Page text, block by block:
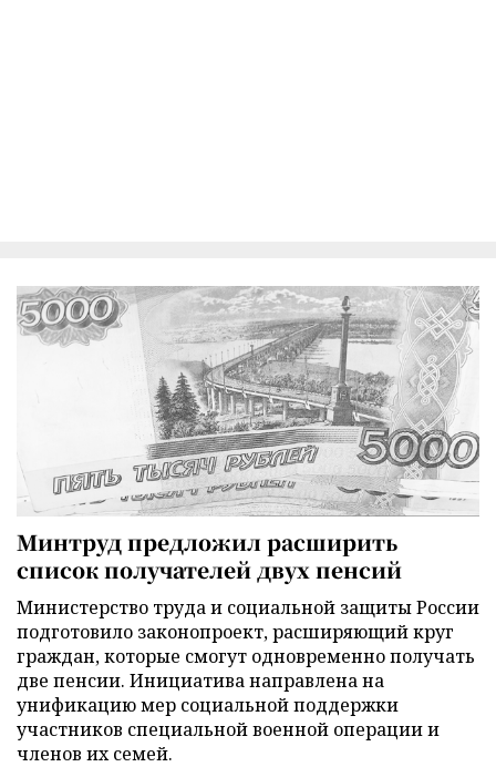
Минтруд предложил расширить
список получателей двух пенсий
Министерство труда и социальной защиты России
подготовило законопроект, расширяющий круг
граждан, которые смогут одновременно получать
две пенсии. Инициатива направлена на
унификацию мер социальной поддержки
участников специальной военной операции и
членов их семей.